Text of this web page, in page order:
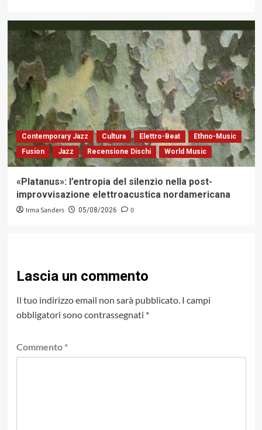
Contemporary Jazz Cultura Elettro-Beat
Ethno-Music
Fusion
Jazz Recensione Dischi World Music
«Platanus»: l’entropia del silenzio nella post-
improvvisazione elettroacustica nordamericana
Irma Sanders 05/08/2026 0
Lascia un commento
Il tuo indirizzo email non sarà pubblicato. I campi
obbligatori sono contrassegnati *
Commento *